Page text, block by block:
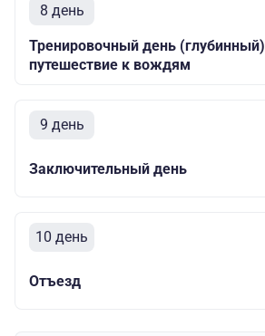
8 день
Тренировочный день (глубинный)
путешествие к вождям
9 день
Заключительный день
10 день
Отъезд